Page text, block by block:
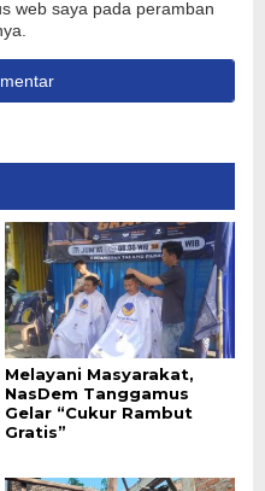
web saya pada peramban
Melayani Masyarakat,
NasDem Tanggamus
Gelar “Cukur Rambut
Gratis”